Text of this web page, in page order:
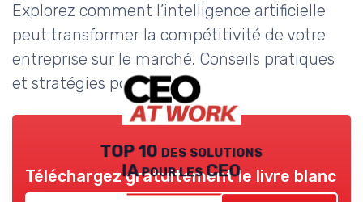
Explorez comment l’intelligence artificielle
peut transformer la compétitivité de votre
entreprise sur le marché. Conseils pratiques
et stratégies pour dirigeants.
TOP 10 des solutions
IA pour les CEO
Téléchargez gratuitement le livre blanc